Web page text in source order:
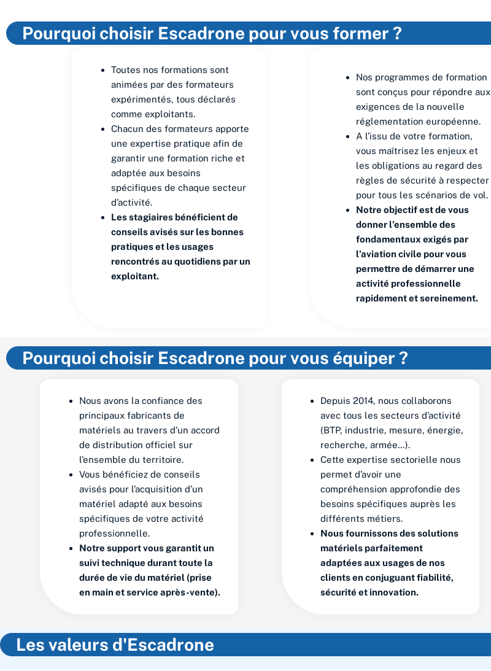
Pourquoi choisir Escadrone pour vous former ?
Toutes nos formations sont
animées par des formateurs
expérimentés, tous déclarés
comme exploitants.
Chacun des formateurs apporte
une expertise pratique afin de
garantir une formation riche et
adaptée aux besoins
spécifiques de chaque secteur
d’activité.
Les stagiaires bénéficient de
conseils avisés sur les bonnes
pratiques et les usages
rencontrés au quotidiens par un
exploitant.
Nos programmes de formation
sont conçus pour répondre aux
exigences de la nouvelle
réglementation européenne.
A l’issu de votre formation,
vous maîtrisez les enjeux et
les obligations au regard des
règles de sécurité à respecter
pour tous les scénarios de vol.
Notre objectif est de vous
donner l’ensemble des
fondamentaux exigés par
l’aviation civile pour vous
permettre de démarrer une
activité professionnelle
rapidement et sereinement.
Pourquoi choisir Escadrone pour vous équiper ?
Nous avons la confiance des
principaux fabricants de
matériels au travers d’un accord
de distribution officiel sur
l’ensemble du territoire.
Vous bénéficiez de conseils
avisés pour l’acquisition d’un
matériel adapté aux besoins
spécifiques de votre activité
professionnelle.
Notre support vous garantit un
suivi technique durant toute la
durée de vie du matériel (prise
en main et service après-vente).
Depuis 2014, nous collaborons
avec tous les secteurs d’activité
(BTP, industrie, mesure, énergie,
recherche, armée…).
Cette expertise sectorielle nous
permet d’avoir une
compréhension approfondie des
besoins spécifiques auprès les
différents métiers.
Nous fournissons des solutions
matériels parfaitement
adaptées aux usages de nos
clients en conjuguant fiabilité,
sécurité et innovation.
Les valeurs d'Escadrone